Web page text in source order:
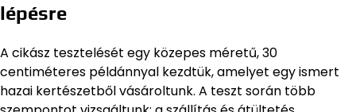
lépésre
A cikász tesztelését egy közepes méretű, 30
centiméteres példánnyal kezdtük, amelyet egy ismert
hazai kertészetből vásároltunk. A teszt során több